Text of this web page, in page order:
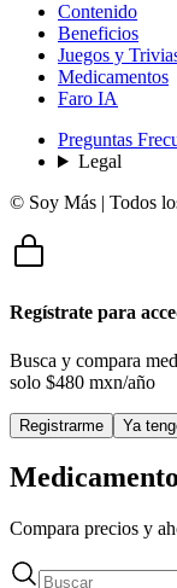
Contenido
Beneficios
Juegos y
Medicamentos
Faro IA
Preguntas
Legal
© Soy Más | Todos
Regístrate para
Busca y compara
solo $480 mxn/año
Registrarme Ya
Compara precios y